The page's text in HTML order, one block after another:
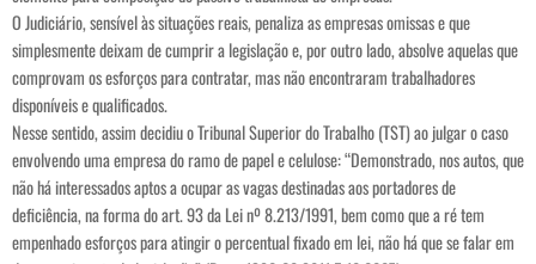
O Judiciário, sensível às situações reais, penaliza as empresas omissas e que
simplesmente deixam de cumprir a legislação e, por outro lado, absolve aquelas que
comprovam os esforços para contratar, mas não encontraram trabalhadores
disponíveis e qualificados.
Nesse sentido, assim decidiu o Tribunal Superior do Trabalho (TST) ao julgar o caso
envolvendo uma empresa do ramo de papel e celulose: “Demonstrado, nos autos, que
não há interessados aptos a ocupar as vagas destinadas aos portadores de
deficiência, na forma do art. 93 da Lei nº 8.213/1991, bem como que a ré tem
empenhado esforços para atingir o percentual fixado em lei, não há que se falar em